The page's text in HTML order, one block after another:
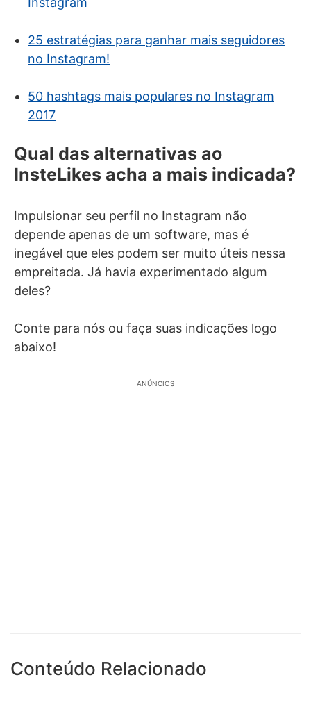
25 estratégias para ganhar mais seguidores
no Instagram!
50 hashtags mais populares no Instagram
2017
Qual das alternativas ao
InsteLikes acha a mais indicada?
Impulsionar seu perfil no Instagram não
depende apenas de um software, mas é
inegável que eles podem ser muito úteis nessa
empreitada. Já havia experimentado algum
deles?
Conte para nós ou faça suas indicações logo
abaixo!
ANÚNCIOS
Conteúdo Relacionado